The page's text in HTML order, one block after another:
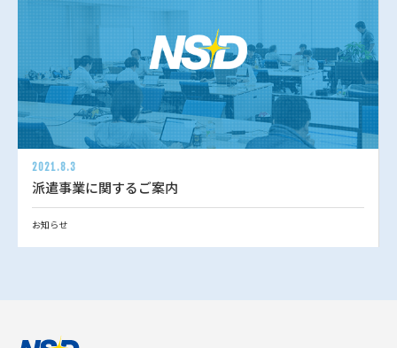
2021.8.3
派遣事業に関するご案内
お知らせ